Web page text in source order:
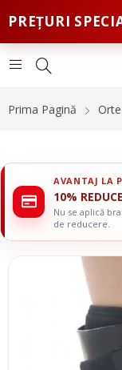
PREȚURI
Prima Pagină
AVANTAJ LA
10%
Nu se aplică
de reducere.